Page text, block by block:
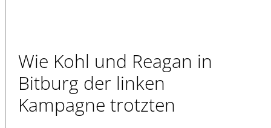
Wie Kohl und Reagan in
Bitburg der linken
Kampagne trotzten